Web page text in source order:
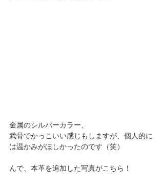
金属のシルバーカラー、
武骨でかっこいい感じもしますが、個人的に
は温かみがほしかったのです（笑）
んで、本革を追加した写真がこちら！